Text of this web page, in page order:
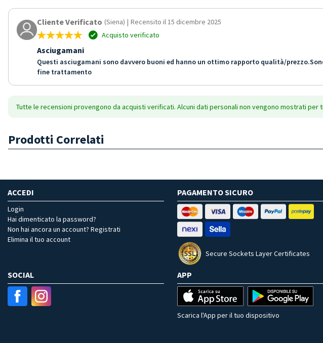
Cliente Verificato (Siena) | Recensito il 15 dicembre 2025
Acquisto verificato
Asciugamani
Questi asciugamani sono davvero buoni ed hanno un ottimo rapporto qualità/
fine trattamento
Tutte le recensioni provengono da acquisti verificati. Alcuni dati personali non vengono mostrati per
Prodotti Correlati
ACCEDI
Login
Hai dimenticato la password?
Non hai ancora un account? Registrati
Elimina il tuo account
PAGAMENTO SICURO
Secure Sockets Layer Certificates
SOCIAL APP
Scarica l'App per il tuo dispositivo